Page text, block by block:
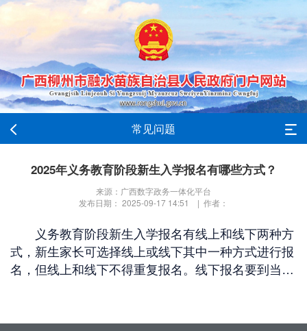
常见问题
2025年义务教育阶段新生入学报名有哪些方式？
来源：广西数字政务一体化平台
发布日期： 2025-09-17 14:51 | 作者：
义务教育阶段新生入学报名有线上和线下两种方
式，新生家长可选择线上或线下其中一种方式进行报
名，但线上和线下不得重复报名。线下报名要到当地
新生报名和录取结果。